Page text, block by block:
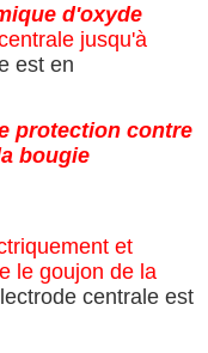
d'oxyde
jusqu'à
est en
protection contre
bougie
et
le goujon de la
centrale est